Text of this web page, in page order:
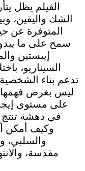
الفيلم يظل
الشك واليقين،
المتوفرة عن
سمح على ما
إيبستين
السيناريو،
تدعم بناء
ليس بغرض فهمها
على مستوى
في دهشة
وكيف أمكن
والسلبي،
مقدسة،